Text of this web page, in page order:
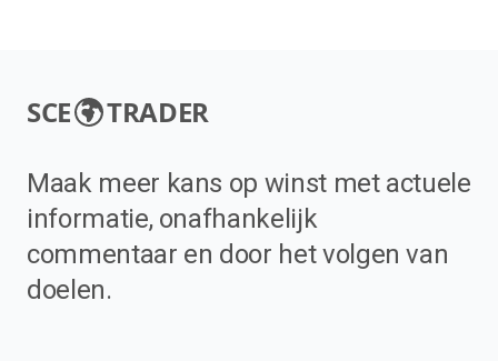
SCE TRADER
Maak meer kans op winst met actuele
informatie, onafhankelijk
commentaar en door het volgen van
doelen.